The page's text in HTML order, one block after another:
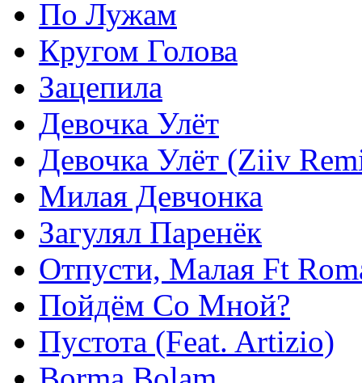
По Лужам
Кругом Голова
Зацепила
Девочка Улёт
Девочка Улёт (Ziiv
Милая Девчонка
Загулял Паренёк
Отпусти, Малая Ft
Пойдём Со Мной?
Пустота (Feat. Artizio)